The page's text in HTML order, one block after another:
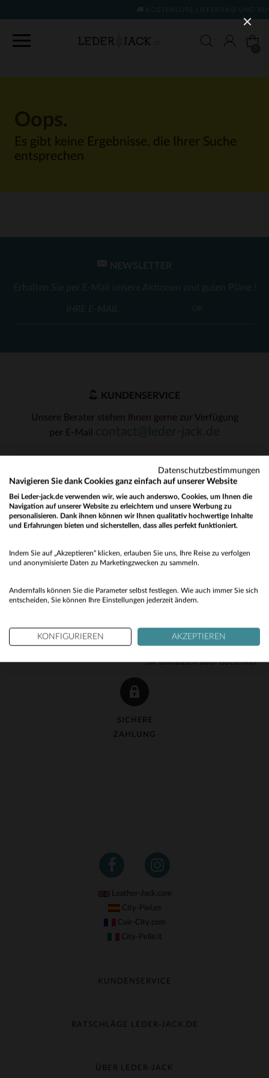
KOSTENLOSE LIEFERUNG UND RÜCKGABE (siehe
Es gibt keine Ergebnisse, die Ihrer Suche
entsprechen
KOSTENLOSE LIEFERUNG
ab 150 €
KOSTENLOSE 90-TAGE-
RÜCKGABE
für Umtausch oder Gutschrift
SICHERE
ZAHLUNG
NEWSLETTER
Erhalten Sie per E-Mail unsere Aktionen und guten Pläne !
OK
KUNDENSERVICE
Unsere Berater stehen Ihnen gerne zur Verfügung
per E-Mail
UNSERE VERTRAUENSWÜRDIGEN PARTNER
Leather-Jack.com
City-Piel.es
Cuir-City.com
City-Pelle.it
KUNDENSERVICE
Umtausch & Widerruf
Kundenservice kontaktieren
RATSCHLÄGE LEDER-JACK.DE
Material-Guide
ÜBER LEDER-JACK
No
Datenschutzbestimmungen
Navigieren Sie dank Cookies ganz einfach auf unserer Website
Bei Leder-jack.de verwenden wir, wie auch anderswo, Cookies, um Ihnen die
Navigation auf unserer Website zu erleichtern und unsere Werbung zu
personalisieren. Dank ihnen können wir Ihnen qualitativ hochwertige Inhalte
und Erfahrungen bieten und sicherstellen, dass alles perfekt funktioniert.
Indem Sie auf „Akzeptieren“ klicken, erlauben Sie uns, Ihre Reise zu verfolgen
und anonymisierte Daten zu Marketingzwecken zu sammeln.
Andernfalls können Sie die Parameter selbst festlegen. Wie auch immer Sie sich
entscheiden, Sie können Ihre Einstellungen jederzeit ändern.
KONFIGURIEREN AKZEPTIEREN